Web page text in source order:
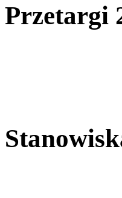
Przetargi